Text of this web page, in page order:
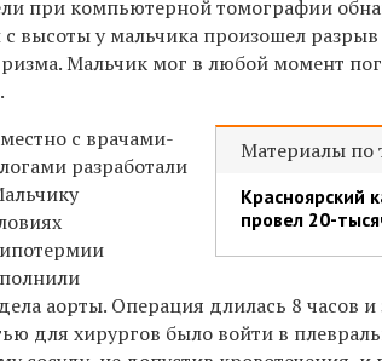
при компьютерной томографии
высоты у мальчика произошел
Мальчик мог в любой момент
Материалы по
Красноярский
провел 20-
с врачами-
разработали
аорты. Операция длилась 8 часов и
для хирургов было войти в